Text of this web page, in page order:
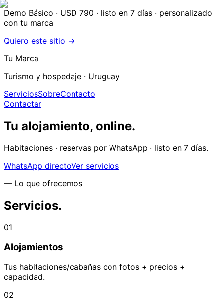
Demo Básico · USD 790 · listo en 7 días · personalizado
con tu marca
Quiero este sitio →
Tu Marca
Turismo y hospedaje · Uruguay
ServiciosSobreContacto
Contactar
Tu alojamiento, online.
Habitaciones · reservas por WhatsApp · listo en 7 días.
WhatsApp directoVer servicios
— Lo que ofrecemos
Servicios.
01
Alojamientos
Tus habitaciones/cabañas con fotos + precios +
capacidad.
02